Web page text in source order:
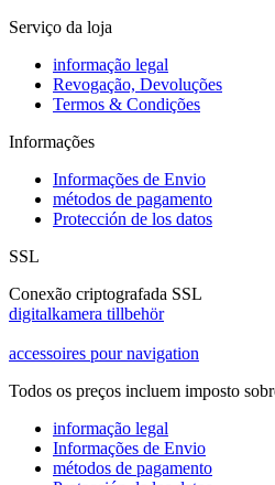
Serviço da loja
informação legal
Revogação, Devoluções
Termos & Condições
Informações
Informações de Envio
métodos de pagamento
Protección de los datos
SSL
Conexão criptografada SSL
digitalkamera tillbehör
accessoires pour navigation
Todos os preços incluem imposto
informação legal
Informações de Envio
métodos de pagamento